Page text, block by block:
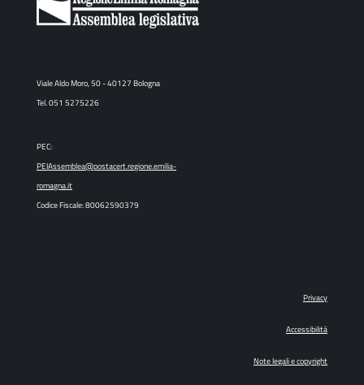
Viale Aldo Moro, 50 - 40127 Bologna
Tel. 051 5275226
PEC:
PEIAssemblea@postacert.regione.emilia-
romagna.it
Codice Fiscale: 80062590379
Privacy
Accessibilità
Note legali e copyright